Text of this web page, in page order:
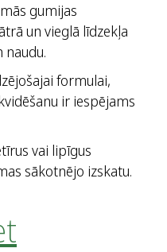
gumijas
un vieglā līdzekļa
naudu.
formulai,
ir iespējams
vai lipīgus
sākotnējo izskatu.